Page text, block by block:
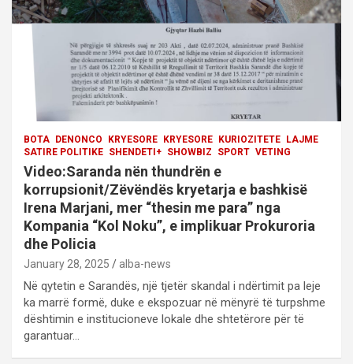
i
BOTA DENONCO KRYESORE KRYESORE KURIOZITETE
LAJME
SATIRE POLITIKE SHENDETI+ SHOWBIZ SPORT VETING
Video:Saranda nën thundrën e
korrupsionit/Zëvëndës kryetarja e bashkisë
Irena Marjani, mer “thesin me para” nga
Kompania “Kol Noku”, e implikuar Prokuroria
dhe Policia
January 28, 2025 alba-news
Në qytetin e Sarandës, një tjetër skandal i ndërtimit pa leje
ka marrë formë, duke e ekspozuar në mënyrë të turpshme
dështimin e institucioneve lokale dhe shtetërore për të
garantuar…